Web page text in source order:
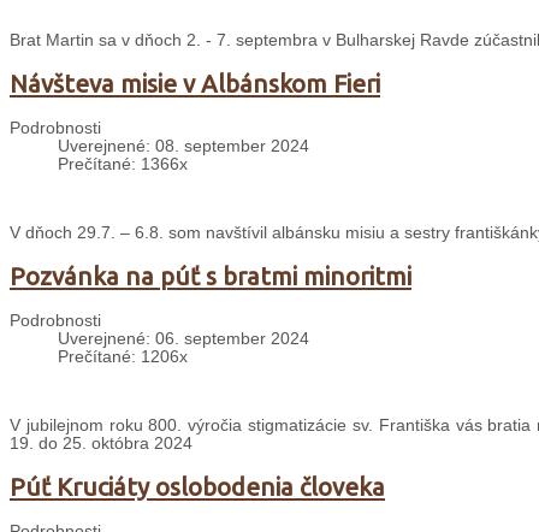
Brat Martin sa v dňoch 2. - 7. septembra v Bulharskej Ravde
Návšteva misie v Albánskom Fieri
Podrobnosti
Uverejnené: 08. september 2024
Prečítané: 1366x
V dňoch 29.7. – 6.8. som navštívil albánsku misiu a sestry
Pozvánka na púť s bratmi minoritmi
Podrobnosti
Uverejnené: 06. september 2024
Prečítané: 1206x
V jubilejnom roku 800. výročia stigmatizácie sv. Františka vás
19. do 25. októbra 2024
Púť Kruciáty oslobodenia človeka